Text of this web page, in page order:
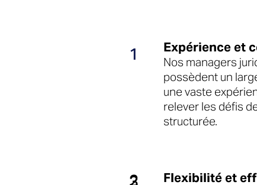
1 Expérience et
Nos managers
possèdent un
une vaste
relever les défis
structurée.
2 Flexibilité et